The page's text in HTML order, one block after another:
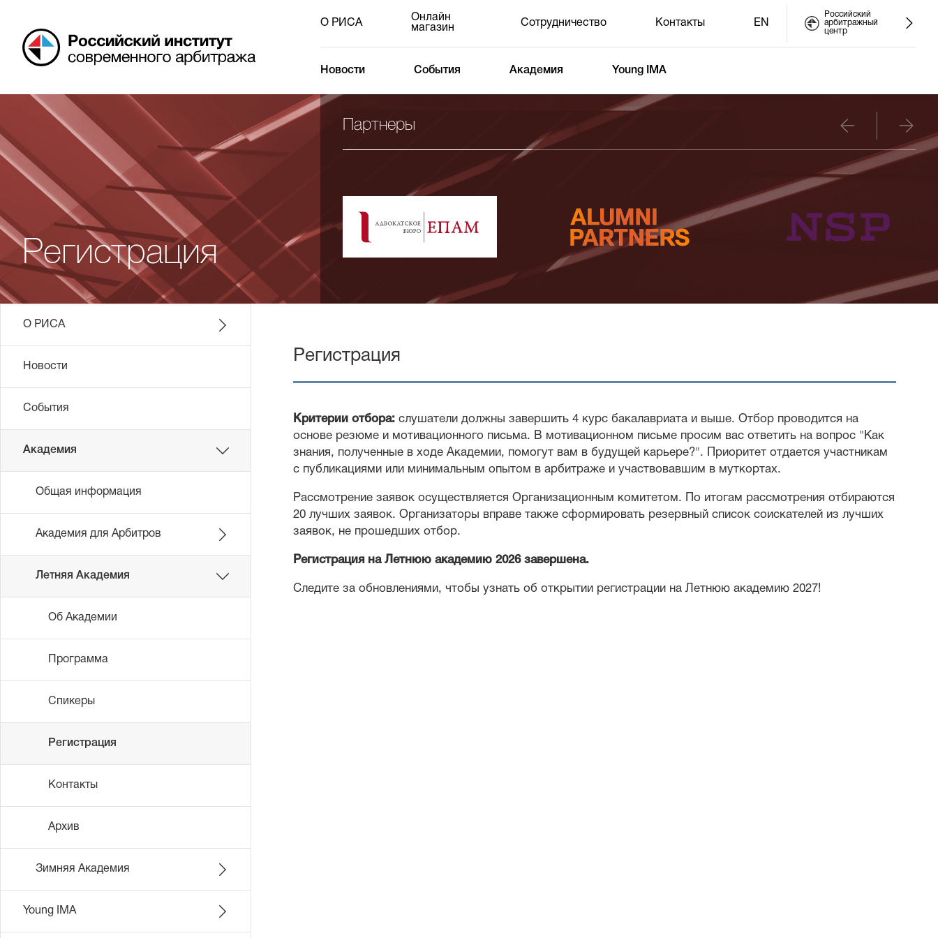
арбитражный
центр
О РИСА
Онлайн
магазин
Сотрудничество Контакты EN
Российский
арбитражный
центр
Новости События Академия Young IMA
Регистрация
Партнеры
О РИСА
Новости
События
Академия
Общая информация
Академия для Арбитров
Летняя Академия
Об Академии
Программа
Спикеры
Регистрация
Контакты
Архив
Зимняя Академия
Young IMA
Регистрация
Критерии отбора: слушатели должны завершить 4 курс бакалавриата и выше. Отбор проводится на
основе резюме и мотивационного письма. В мотивационном письме просим вас ответить на вопрос "Как
знания, полученные в ходе Академии, помогут вам в будущей карьере?". Приоритет отдается участникам
с публикациями или минимальным опытом в арбитраже и участвовавшим в муткортах.
Рассмотрение заявок осуществляется Организационным комитетом. По итогам рассмотрения отбираются
20 лучших заявок. Организаторы вправе также сформировать резервный список соискателей из лучших
заявок, не прошедших отбор.
Регистрация на Летнюю академию 2026 завершена.
Следите за обновлениями, чтобы узнать об открытии регистрации на Летнюю академию 2027!